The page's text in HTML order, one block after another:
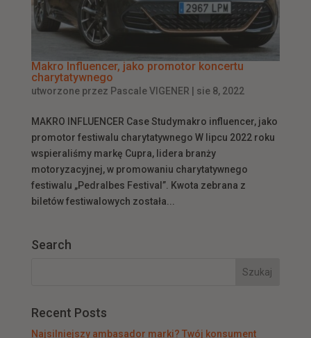
Makro Influencer, jako promotor koncertu
charytatywnego
utworzone przez Pascale VIGENER sie 8, 2022
MAKRO INFLUENCER Case Studymakro influencer, jako
promotor festiwalu charytatywnego W lipcu 2022 roku
wspieraliśmy markę Cupra, lidera branży
motoryzacyjnej, w promowaniu charytatywnego
festiwalu „Pedralbes Festival”. Kwota zebrana z
biletów festiwalowych została...
Search
Recent Posts
Najsilniejszy ambasador marki? Twój konsument